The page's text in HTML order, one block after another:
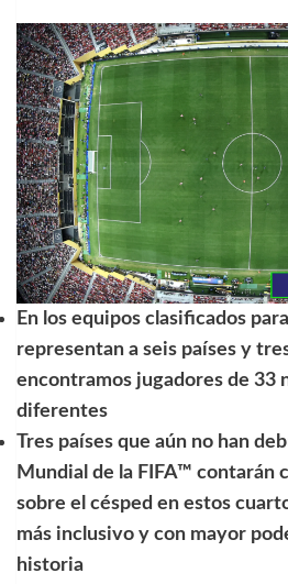
En los equipos clasificados
representan a seis países y
encontramos jugadores de 33
diferentes
Tres países que aún no han
Mundial de la FIFA™ contarán
sobre el césped en estos
más inclusivo y con mayor
historia